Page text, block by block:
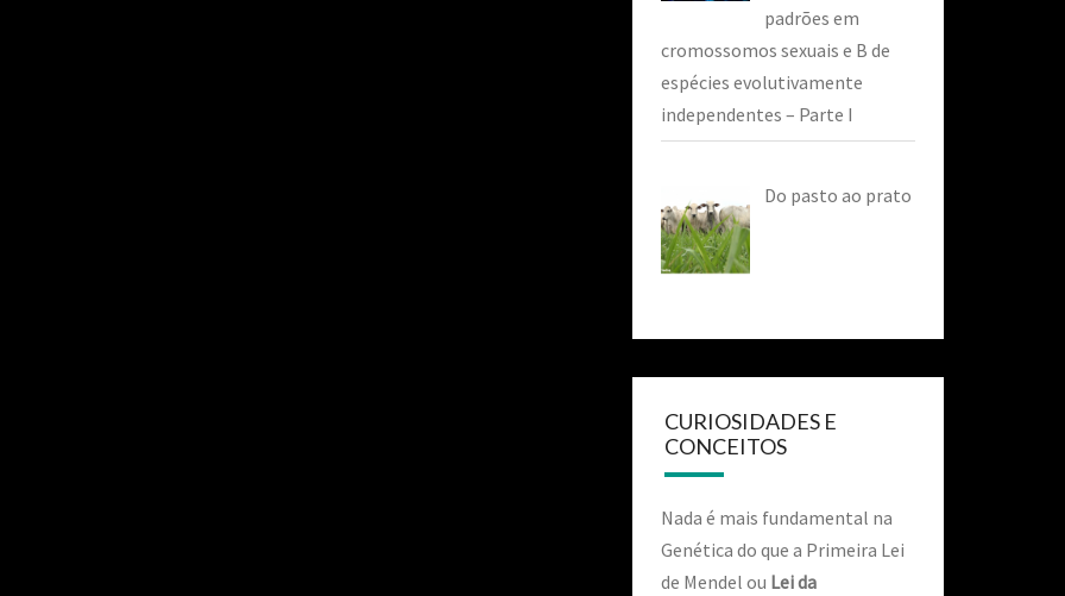
padrões em
cromossomos sexuais e B de
espécies evolutivamente
independentes – Parte I
Do pasto ao prato
CURIOSIDADES E
CONCEITOS
Nada é mais fundamental na
Genética do que a Primeira Lei
de Mendel ou Lei da